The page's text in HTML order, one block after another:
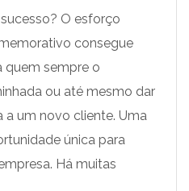
O esforço
consegue
quem sempre o
ou até mesmo dar
a um novo cliente. Uma
única para
Há muitas